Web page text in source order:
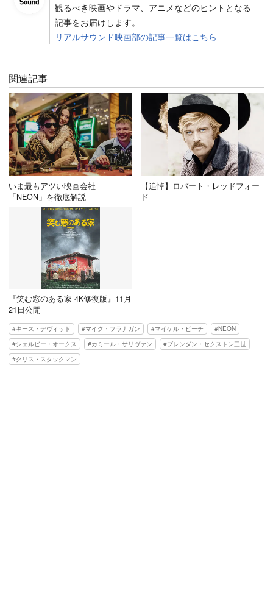
観るべき映画やドラマ、アニメなどのヒントとなる
記事をお届けします。
リアルサウンド映画部の記事一覧はこちら
関連記事
いま最もアツい映画会社
「NEON」を徹底解説
【追悼】ロバート・レッドフォー
ド
『笑む窓のある家 4K修復版』11月
21日公開
キース・デヴィッド マイク・フラナガン マイケル・ビーチ
NEON
シェルビー・オークス
カミール・サリヴァン
ブレンダン・セクストン三世
クリス・スタックマン